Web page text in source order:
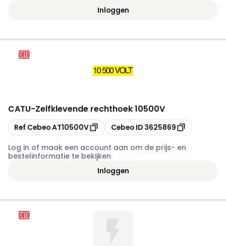
Inloggen
CATU-Zelfklevende rechthoek 10500V
Kopiëren
Ref CebeoAT10500V Kopiëren
Cebeo ID 3625869
Log in of maak een account aan om de prijs- en
bestelinformatie te bekijken
Inloggen